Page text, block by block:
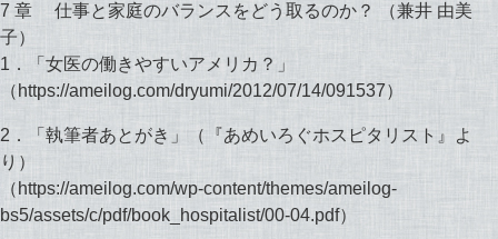
7 章 仕事と家庭のバランスをどう取るのか？ （兼井 由美
子）
1．「女医の働きやすいアメリカ？」
（https://ameilog.com/dryumi/2012/07/14/091537）
2．「執筆者あとがき」（『あめいろぐホスピタリスト』よ
り）
（https://ameilog.com/wp-content/themes/ameilog-
bs5/assets/c/pdf/book_hospitalist/00-04.pdf）